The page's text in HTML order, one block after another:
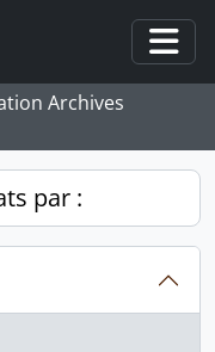
Archives
par :